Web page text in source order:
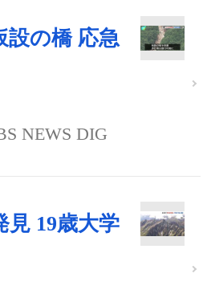
設の橋 応急
NEWS DIG
見 19歳大学